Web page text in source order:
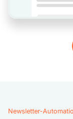
Newsletter-